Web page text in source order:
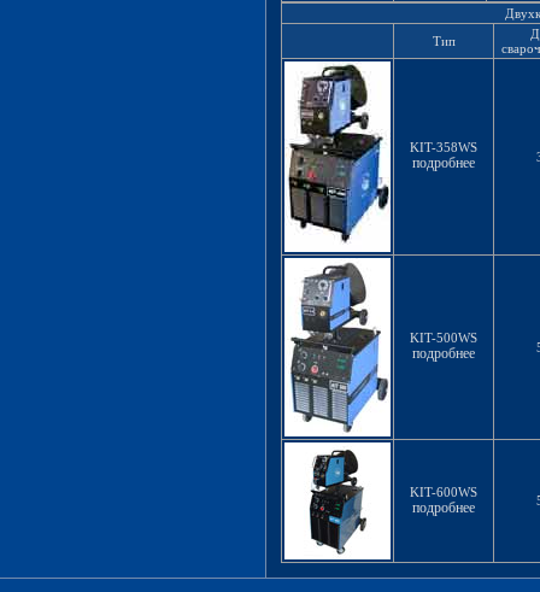
Тип
KIT-358WS
подробнее
KIT-500WS
подробнее
KIT-600WS
подробнее